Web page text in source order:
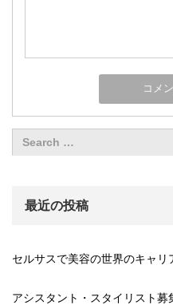
最近の投稿
セルサスで美容の世界のキャリ
アシスタント・スタイリスト募